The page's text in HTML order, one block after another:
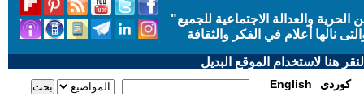
والعدالة الاجتماعية للجميع"
نالها أعلام في الفكر والثقافة
هنا لاستخدام الموقع البديل
English كوردي